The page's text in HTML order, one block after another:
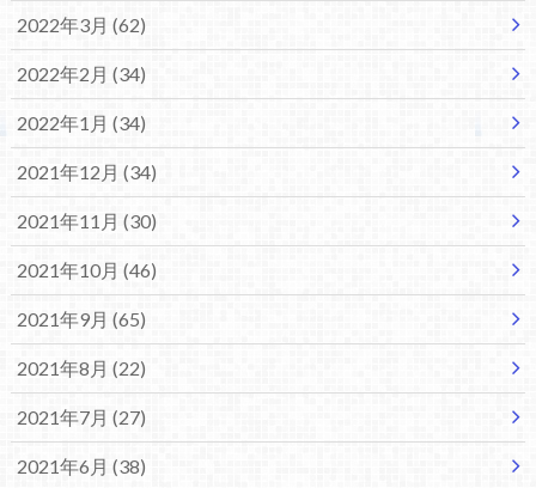
2022年3月 (62)
2022年2月 (34)
2022年1月 (34)
2021年12月 (34)
2021年11月 (30)
2021年10月 (46)
2021年9月 (65)
2021年8月 (22)
2021年7月 (27)
2021年6月 (38)